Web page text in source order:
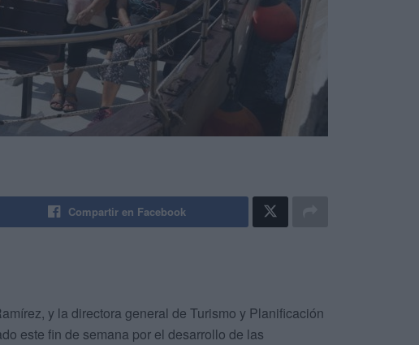
Compartir en Facebook
y la directora general de Turismo y Planificación
este fin de semana por el desarrollo de las